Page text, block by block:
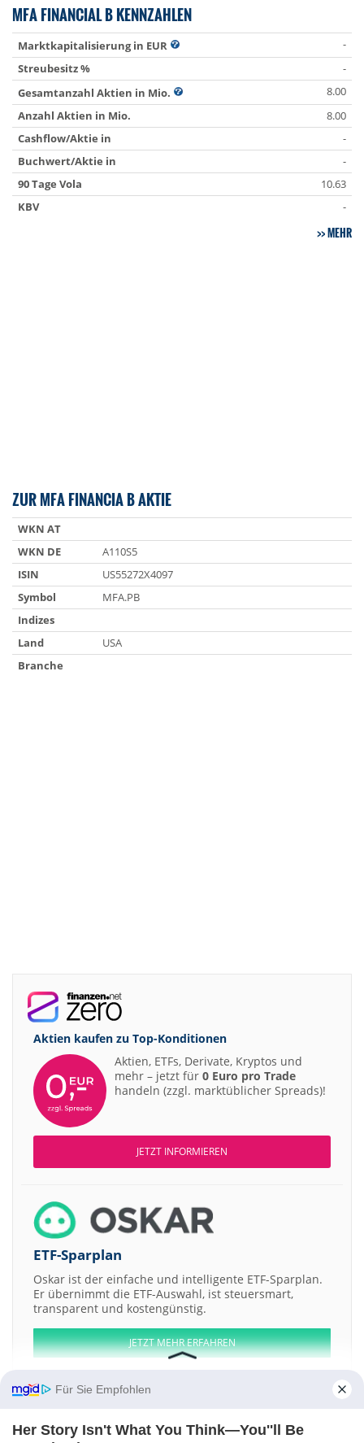
MFA FINANCIAL B KENNZAHLEN
Marktkapitalisierung in EUR
-
Streubesitz %
-
Gesamtanzahl Aktien in Mio.
8.00
Anzahl Aktien in Mio.
8.00
Cashflow/Aktie in
-
Buchwert/Aktie in
-
90 Tage Vola
10.63
KBV
-
MEHR
ZUR MFA FINANCIA B AKTIE
WKN AT
WKN DE
A110S5
ISIN
US55272X4097
Symbol
MFA.PB
Indizes
Land
USA
Branche
Aktien kaufen zu Top-Konditionen
Aktien, ETFs, Derivate, Kryptos und
mehr – jetzt für 0 Euro pro Trade
handeln (zzgl. marktüblicher Spreads)!
JETZT INFORMIEREN
ETF-Sparplan
Oskar ist der einfache und intelligente ETF-Sparplan.
Er übernimmt die ETF-Auswahl, ist steuersmart,
transparent und kostengünstig.
JETZT MEHR ERFAHREN
Aktien ATX DAX EuroStoxx 50 Dow Jones NASDAQ 100 Nikkei 225
Für Sie Empfohlen
Her Story Isn't What You Think—You''ll Be